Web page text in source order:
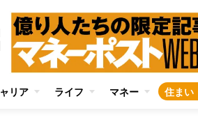
リア ライフ マネー 住まい